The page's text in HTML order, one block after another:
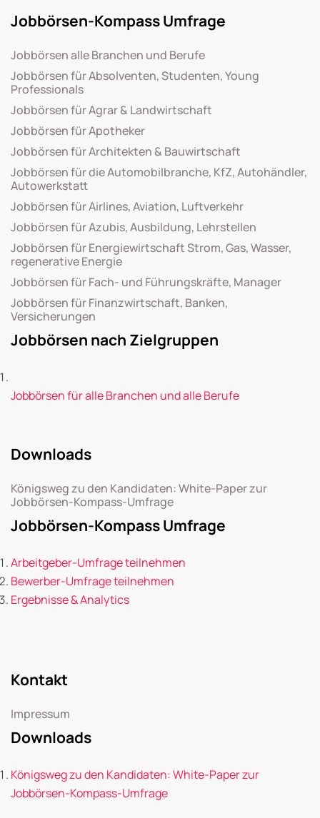
Jobbörsen-Kompass Umfrage
Jobbörsen alle Branchen und Berufe
Jobbörsen für Absolventen, Studenten, Young
Professionals
Jobbörsen für Agrar & Landwirtschaft
Jobbörsen für Apotheker
Jobbörsen für Architekten & Bauwirtschaft
Jobbörsen für die Automobilbranche, KfZ, Autohändler,
Autowerkstatt
Jobbörsen für Airlines, Aviation, Luftverkehr
Jobbörsen für Azubis, Ausbildung, Lehrstellen
Jobbörsen für Energiewirtschaft Strom, Gas, Wasser,
regenerative Energie
Jobbörsen für Fach- und Führungskräfte, Manager
Jobbörsen für Finanzwirtschaft, Banken,
Versicherungen
Jobbörsen nach Zielgruppen
Jobbörsen für alle Branchen und alle Berufe
Downloads
Königsweg zu den Kandidaten: White-Paper zur
Jobbörsen-Kompass-Umfrage
Jobbörsen-Kompass Umfrage
Arbeitgeber-Umfrage teilnehmen
Bewerber-Umfrage teilnehmen
Ergebnisse & Analytics
Kontakt
Impressum
Downloads
Königsweg zu den Kandidaten: White-Paper zur
Jobbörsen-Kompass-Umfrage